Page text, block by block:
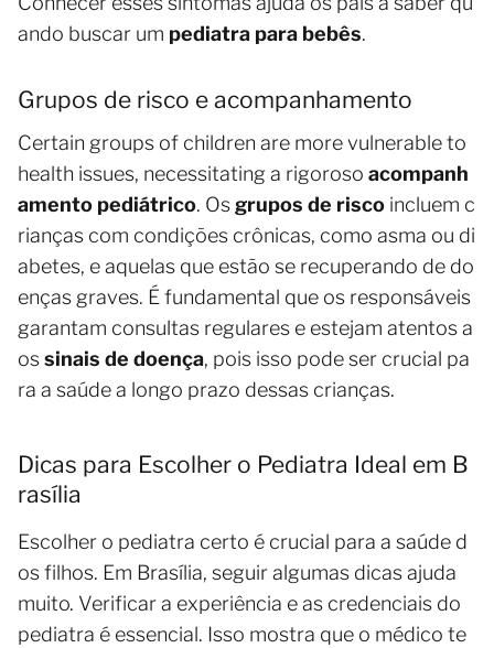
ando buscar um pediatra para bebês.
Grupos de risco e acompanhamento
Certain groups of children are more vulnerable to
health issues, necessitating a rigoroso acompanh
amento pediátrico. Osgrupos de risco incluem c
rianças com condições crônicas, como asma ou di
abetes, e aquelas que estão se recuperando de do
enças graves. É fundamental que os responsáveis
garantam consultas regulares e estejam atentos a
ossinais de doença, pois isso pode ser crucial pa
ra a saúde a longo prazo dessas crianças.
Dicas para Escolher o Pediatra Ideal em B
rasília
Escolher o pediatra certo é crucial para a saúde d
os filhos. Em Brasília, seguir algumas dicas ajuda
muito. Verificar a experiência e as credenciais do
pediatra é essencial. Isso mostra que o médico te